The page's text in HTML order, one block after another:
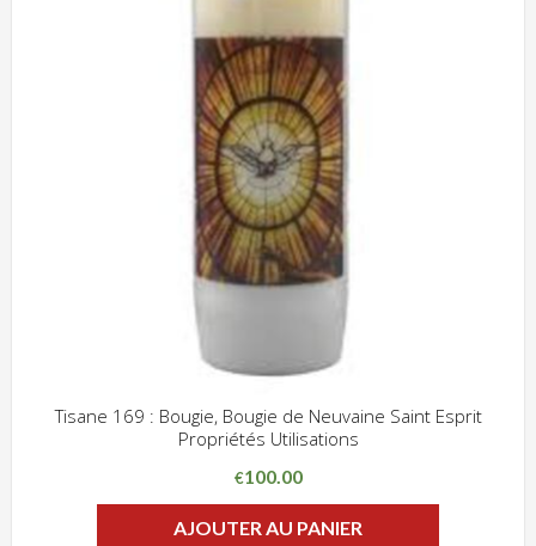
Tisane 169 : Bougie, Bougie de Neuvaine Saint Esprit
Propriétés Utilisations
€100.00
AJOUTER AU PANIER